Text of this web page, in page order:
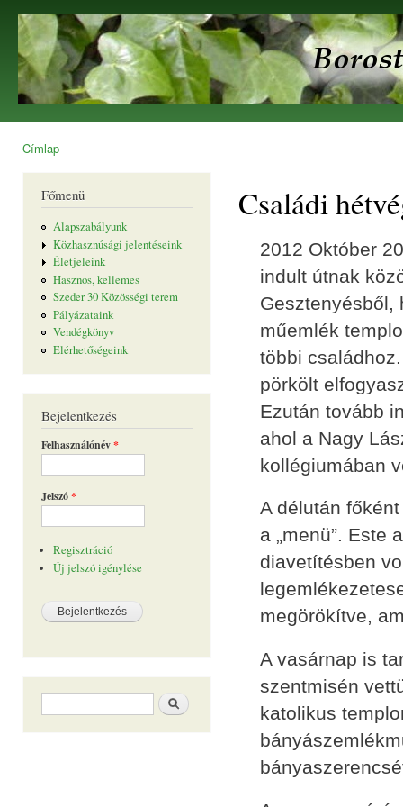
Borostyán
Egyesület
Címlap
Főmenü
Alapszabályunk
Közhasznúsági jelentéseink
Életjeleink
Hasznos, kellemes
Szeder 30 Közösségi terem
Pályázataink
Vendégkönyv
Elérhetőségeink
Bejelentkezés
Felhasználónév*
Jelszó*
Regisztráció
Új jelszó igénylése
Keresés űrlap Keresés
Családi
2012 Október
indult útnak
Gesztenyésből,
műemlék
többi
pörkölt
Ezután tovább
ahol a Nagy
kollégiumában
A délután
a „menü”. Este
diavetítésben
megörökítve,
A vasárnap is
szentmisén
katolikus